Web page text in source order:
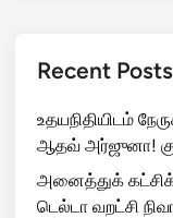
Recent Posts
உதயநிதியிடம்
ஆதவ் அர்ஜுனா!
அனைத்துக்
டெல்டா வறட்சி